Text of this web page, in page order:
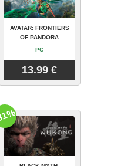
AVATAR: FRONTIERS
OF PANDORA
PC
13.99 €